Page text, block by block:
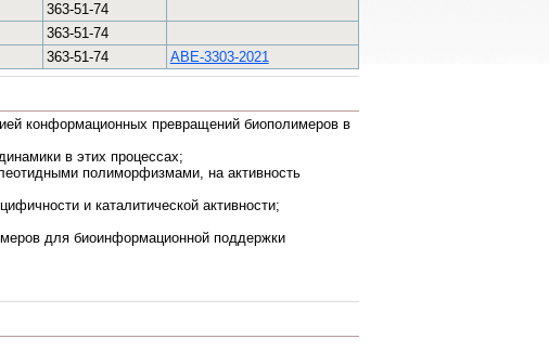
363-51-74
363-51-74
363-51-74 ABE-3303-2021
конформационных превращений биополимеров в
в этих процессах;
полиморфизмами, на активность
и каталитической активности;
для биоинформационной поддержки